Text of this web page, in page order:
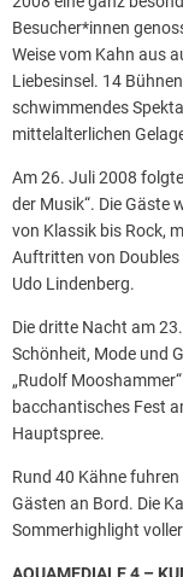
Besucher*innen
Weise vom Kahn aus
Liebesinsel. 14
schwimmendes
mittelalterlichen
Am 26. Juli 2008
der Musik“. Die Gäste
von Klassik bis Rock,
Auftritten von
Udo Lindenberg.
Die dritte Nacht am
Schönheit, Mode und
„Rudolf
bacchantisches Fest
Hauptspree.
Rund 40 Kähne
Gästen an Bord. Die
Sommerhighlight
AQUAMEDIALE 4 –